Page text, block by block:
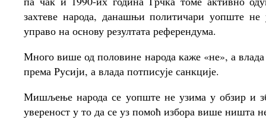
захтеве народа, данашњи политичари уопште
управо на основу резултата референдума.
Много више од половине народа каже «не», а
према Русији, а влада потписује санкције.
Мишљење народа се уопште не узима у обзир и
увереност у то да се уз помоћ избора више ништа